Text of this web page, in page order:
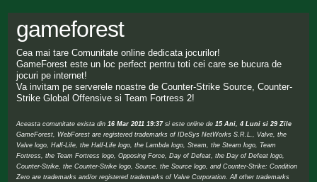
gameforest
Cea mai tare Comunitate online dedicata jocurilor!
GameForest este un loc perfect pentru toti cei care se bucura de
jocuri pe internet!
Va invitam pe serverele noastre de Counter-Strike Source, Counter-
Strike Global Offensive si Team Fortress 2!
Aceasta comunitate exista din16 Mar 2011 19:37si este online de15 Ani, 4 Luni si 29 Zile
GameForest, WebForest are registered trademarks of IDeSys NetWorks S.R.L., Valve, the
Valve logo, Half-Life, the Half-Life logo, the Lambda logo, Steam, the Steam logo, Team
Fortress, the Team Fortress logo, Opposing Force, Day of Defeat, the Day of Defeat logo,
Counter-Strike, the Counter-Strike logo, Source, the Source logo, and Counter-Strike: Condition
Zero are trademarks and/or registered trademarks of Valve Corporation. All other trademarks